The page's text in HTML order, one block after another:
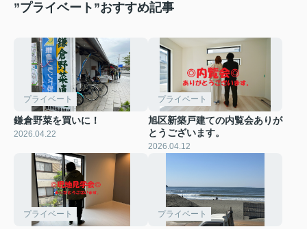
”プライベート”おすすめ記事
プライベート
鎌倉野菜を買いに！
2026.04.22
プライベート
旭区新築戸建ての内覧会ありが
とうございます。
2026.04.12
プライベート プライベート